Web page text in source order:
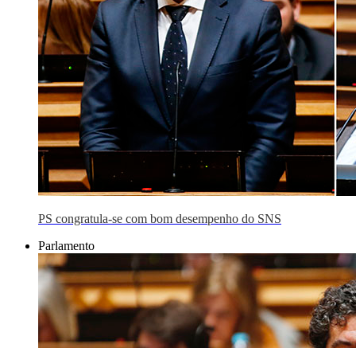
PS congratula-se com bom desempenho do SNS
Parlamento